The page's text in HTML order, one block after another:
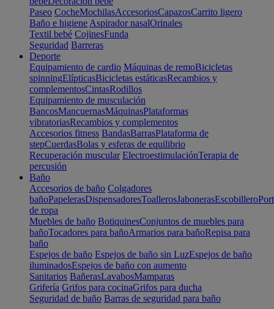
Paseo CocheMochilasAccesoriosCapazosCarrito ligero
Baño e higiene Aspirador nasalOrinales
Textil bebé CojinesFunda
Seguridad Barreras
Deporte
Equipamiento de cardio Máquinas de remoBicicletas
spinningElípticasBicicletas estáticasRecambios y
complementosCintasRodillos
Equipamiento de musculación
BancosMancuernasMáquinasPlataformas
vibratoriasRecambios y complementos
Accesorios fitness BandasBarrasPlataforma de
stepCuerdasBolas y esferas de equilibrio
Recuperación muscular ElectroestimulaciónTerapia de
percusión
Baño
Accesorios de baño Colgadores
bañoPapelerasDispensadoresToallerosJabonerasEscobillero
de ropa
Muebles de baño BotiquinesConjuntos de muebles para
bañoTocadores para bañoArmarios para bañoRepisa para
baño
Espejos de baño Espejos de baño sin LuzEspejos de baño
iluminadosEspejos de baño con aumento
Sanitarios BañerasLavabosMamparas
Grifería Grifos para cocinaGrifos para ducha
Seguridad de baño Barras de seguridad para baño